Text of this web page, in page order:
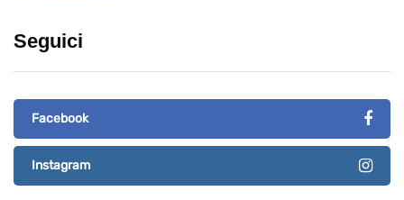
Seguici
Facebook
Instagram